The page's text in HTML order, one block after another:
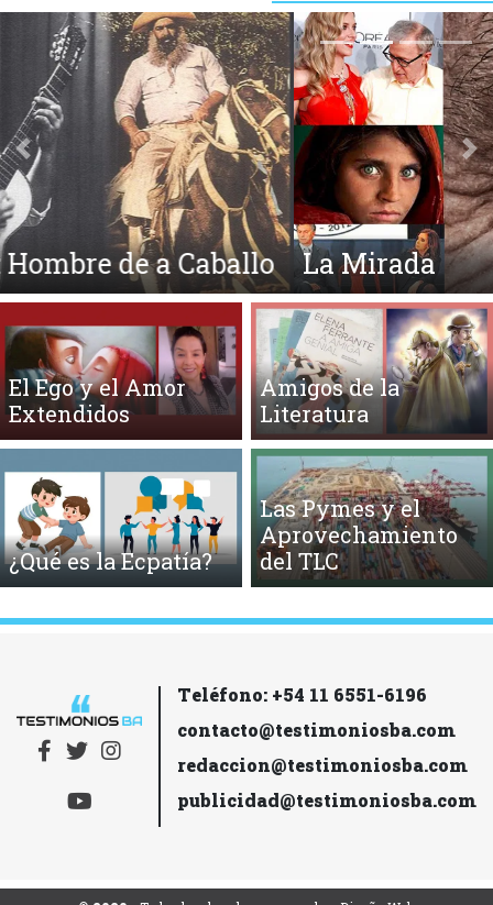
La Mirada
Anterior
El Ego y el Amor
Extendidos
Amigos de la
Literatura
¿Qué es la Ecpatía?
Las Pymes y el
Aprovechamiento
del TLC
Teléfono: +54 11 6551-6196
contacto@testimoniosba.com
redaccion@testimoniosba.com
publicidad@testimoniosba.com